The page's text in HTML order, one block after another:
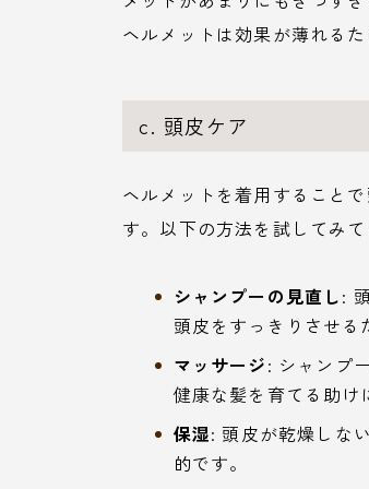
ヘルメットは効果が薄れる
c. 頭皮ケア
ヘルメットを着用すること
す。以下の方法を試してみて
シャンプーの見直し:
頭皮をすっきりさせる
マッサージ: シャンプ
健康な髪を育てる助け
保湿: 頭皮が乾燥しな
的です。